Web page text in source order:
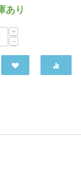
あり
+
−